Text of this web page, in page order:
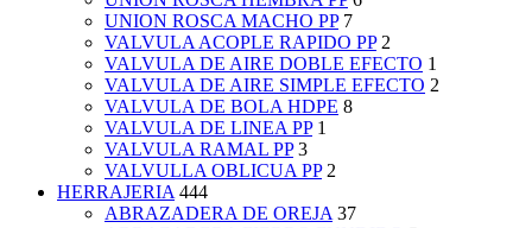
UNION ROSCA MACHO PP 7
VALVULA ACOPLE RAPIDO PP 2
VALVULA DE AIRE DOBLE EFECTO 1
VALVULA DE AIRE SIMPLE EFECTO 2
VALVULA DE BOLA HDPE 8
VALVULA DE LINEA PP 1
VALVULA RAMAL PP 3
VALVULLA OBLICUA PP 2
HERRAJERIA 444
ABRAZADERA DE OREJA 37